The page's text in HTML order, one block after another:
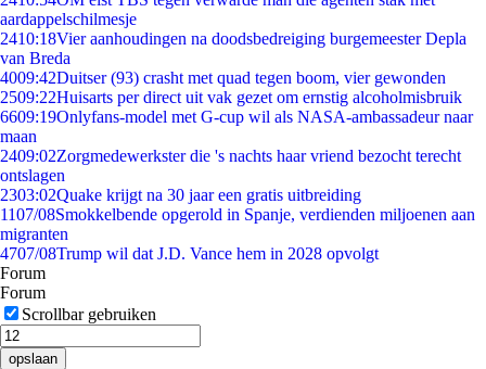
aardappelschilmesje
2410:18Vier aanhoudingen na doodsbedreiging burgemeester Depla
van Breda
4009:42Duitser (93) crasht met quad tegen boom, vier gewonden
2509:22Huisarts per direct uit vak gezet om ernstig alcoholmisbruik
6609:19Onlyfans-model met G-cup wil als NASA-ambassadeur naar
maan
2409:02Zorgmedewerkster die 's nachts haar vriend bezocht terecht
ontslagen
2303:02Quake krijgt na 30 jaar een gratis uitbreiding
1107/08Smokkelbende opgerold in Spanje, verdienden miljoenen aan
migranten
4707/08Trump wil dat J.D. Vance hem in 2028 opvolgt
Forum
Forum
Scrollbar gebruiken
opslaan